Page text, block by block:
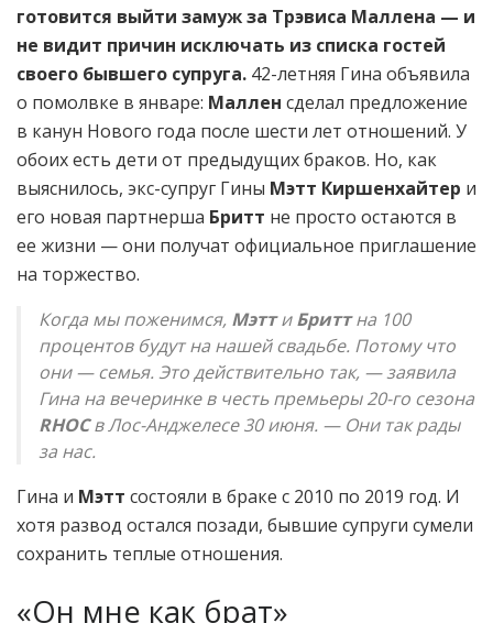
готовится выйти замуж за Трэвиса Маллена — и
не видит причин исключать из списка гостей
своего бывшего супруга. 42-летняя Гина объявила
о помолвке в январе: Маллен сделал предложение
в канун Нового года после шести лет отношений. У
обоих есть дети от предыдущих браков. Но, как
выяснилось, экс-супруг Гины Мэтт Киршенхайтер и
его новая партнерша Бритт не просто остаются в
ее жизни — они получат официальное приглашение
на торжество.
Когда мы поженимся, МэттиБриттна 100
процентов будут на нашей свадьбе. Потому что
они — семья. Это действительно так, — заявила
Гина на вечеринке в честь премьеры 20-го сезона
RHOCв Лос-Анджелесе 30 июня. — Они так рады
за нас.
Гина и Мэтт состояли в браке с 2010 по 2019 год. И
хотя развод остался позади, бывшие супруги сумели
сохранить теплые отношения.
«Он мне как брат»